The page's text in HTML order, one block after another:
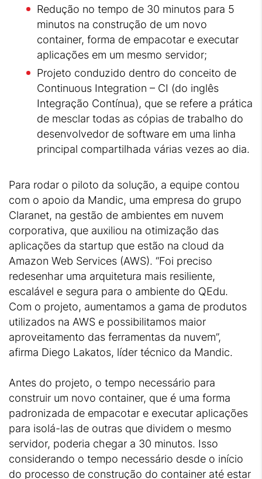
Redução no tempo de 30 minutos para 5
minutos na construção de um novo
container, forma de empacotar e executar
aplicações em um mesmo servidor;
Projeto conduzido dentro do conceito de
Continuous Integration – CI (do inglês
Integração Contínua), que se refere a prática
de mesclar todas as cópias de trabalho do
desenvolvedor de software em uma linha
principal compartilhada várias vezes ao dia.
Para rodar o piloto da solução, a equipe contou
com o apoio da Mandic, uma empresa do grupo
Claranet, na gestão de ambientes em nuvem
corporativa, que auxiliou na otimização das
aplicações da startup que estão na cloud da
Amazon Web Services (AWS). “Foi preciso
redesenhar uma arquitetura mais resiliente,
escalável e segura para o ambiente do QEdu.
Com o projeto, aumentamos a gama de produtos
utilizados na AWS e possibilitamos maior
aproveitamento das ferramentas da nuvem”,
afirma Diego Lakatos, líder técnico da Mandic.
Antes do projeto, o tempo necessário para
construir um novo container, que é uma forma
padronizada de empacotar e executar aplicações
para isolá-las de outras que dividem o mesmo
servidor, poderia chegar a 30 minutos. Isso
considerando o tempo necessário desde o início
do processo de construção do container até estar